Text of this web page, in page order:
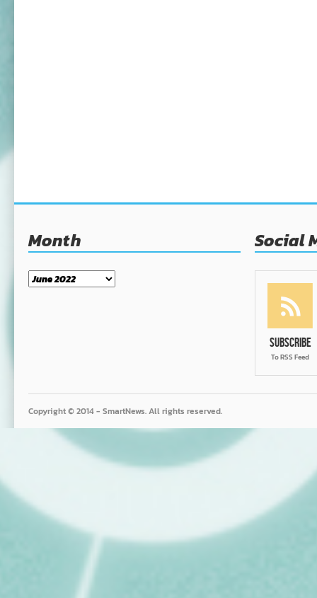
Month
Month
Social
Subscribe
To RSS Feed
Copyright © 2014 - SmartNews. All rights reserved.